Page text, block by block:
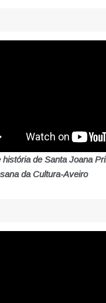
história de Santa Joana
da Cultura-Aveiro